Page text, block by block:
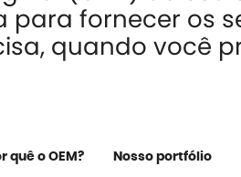
fornecer os
quando você
quê o OEM? Nosso portfólio